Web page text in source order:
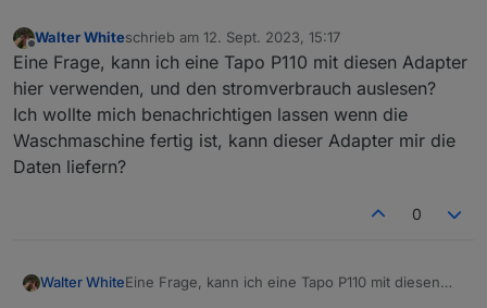
Offline
Walter Whiteschrieb am 12. Sept. 2023, 15:17
zuletzt editiert von
Eine Frage, kann ich eine Tapo P110 mit diesen Adapter
hier verwenden, und den stromverbrauch auslesen?
Ich wollte mich benachrichtigen lassen wenn die
Waschmaschine fertig ist, kann dieser Adapter mir die
Daten liefern?
0
Walter WhiteEine Frage, kann ich eine Tapo P110 mit diesen